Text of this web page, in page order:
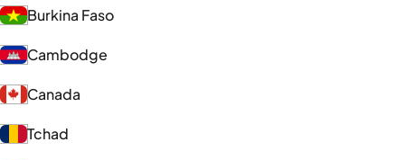
Burkina Faso
Cambodge
Canada
Tchad